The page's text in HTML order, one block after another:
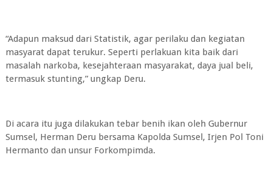
“Adapun maksud dari Statistik, agar perilaku dan kegiatan
masyarat dapat terukur. Seperti perlakuan kita baik dari
masalah narkoba, kesejahteraan masyarakat, daya jual beli,
termasuk stunting,” ungkap Deru.
Di acara itu juga dilakukan tebar benih ikan oleh Gubernur
Sumsel, Herman Deru bersama Kapolda Sumsel, Irjen Pol Toni
Hermanto dan unsur Forkompimda.